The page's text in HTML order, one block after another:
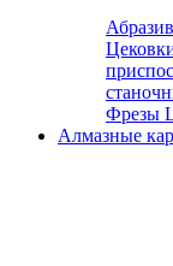
Фрезы
Алмазные